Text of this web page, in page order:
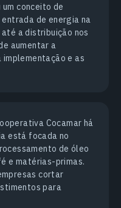
um conceito de
de energia na
a distribuição nos
aumentar a
e as
Cocamar há
está focada no
de óleo
e matérias-primas.
cortar
para